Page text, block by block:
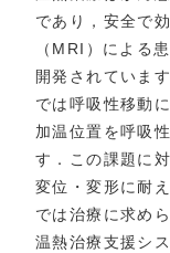
であり，安全で
（MRI）による
開発されていま
では呼吸性移動
加温位置を呼吸
す．この課題に
変位・変形に耐
では治療に求め
温熱治療支援シ